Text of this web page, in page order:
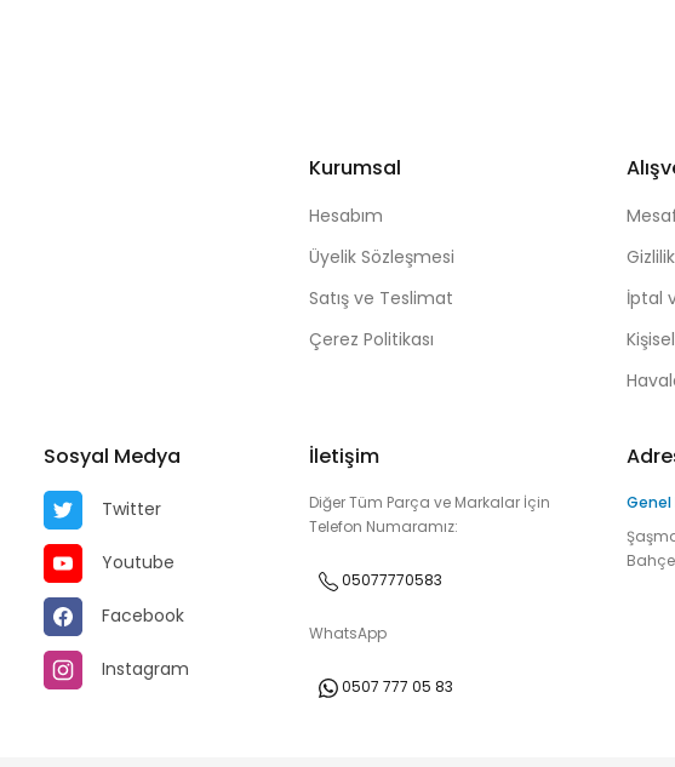
Kurumsal
Hesabım
Üyelik Sözleşmesi
Satış ve Teslimat
Çerez Politikası
İptal
Sosyal Medya
Twitter
Youtube
Facebook
Instagram
İletişim
Diğer Tüm Parça ve Markalar İçin
Telefon Numaramız:
05077770583
WhatsApp
0507 777 05 83
Genel